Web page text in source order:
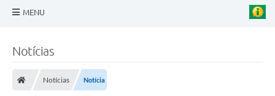
MENU
Transparência Pública
Notícias
Notícias Notícia